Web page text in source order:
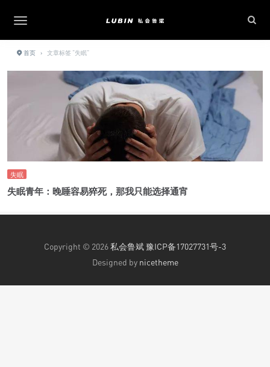
首页 › 文章标签 "失眠"
失眠
失眠青年：晚睡容易猝死，那我只能选择通宵
Copyright © 2026私会鲁斌豫ICP备17027731号-3
Designed by nicetheme